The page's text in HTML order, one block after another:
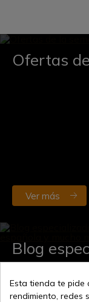
Ofertas
Ver más
Blog
cuchillos
y mucho
Esta tienda te pide
rendimiento, redes